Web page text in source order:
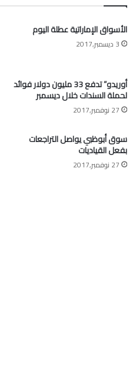
الأسواق الإماراتية عطلة اليوم
3 ديسمبر,2017
أوريدو” تدفع 33 مليون دولار فوائد
لحملة السندات خلال ديسمبر
27 نوفمبر,2017
سوق أبوظبي يواصل التراجعات
بفعل القياديات
27 نوفمبر,2017